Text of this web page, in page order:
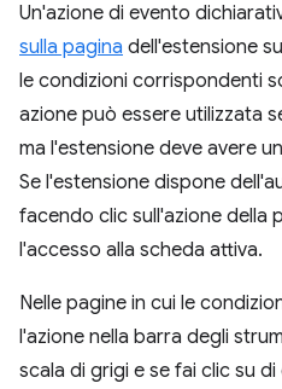
Un'azione di evento
sulla pagina dell'estensione
le condizioni corrispondenti
azione può essere utilizzata
ma l'estensione deve avere
Se l'estensione dispone
facendo clic sull'azione della
l'accesso alla scheda attiva.
Nelle pagine in cui le
l'azione nella barra degli
scala di grigi e se fai clic su di